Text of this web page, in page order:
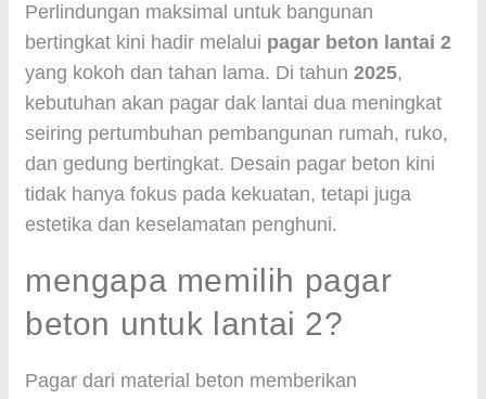
Perlindungan maksimal untuk bangunan
bertingkat kini hadir melalui pagar beton lantai 2
yang kokoh dan tahan lama. Di tahun 2025,
kebutuhan akan pagar dak lantai dua meningkat
seiring pertumbuhan pembangunan rumah, ruko,
dan gedung bertingkat. Desain pagar beton kini
tidak hanya fokus pada kekuatan, tetapi juga
estetika dan keselamatan penghuni.
mengapa memilih pagar
beton untuk lantai 2?
Pagar dari material beton memberikan